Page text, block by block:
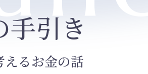
引き
るお金の話